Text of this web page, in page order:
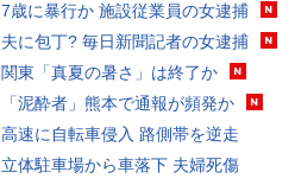
7歳に暴行か 施設従業員の女逮捕
夫に包丁? 毎日新聞記者の女逮捕
関東「真夏の暑さ」は終了か
「泥酔者」熊本で通報が頻発か
高速に自転車侵入 路側帯を逆走
立体駐車場から車落下 夫婦死傷